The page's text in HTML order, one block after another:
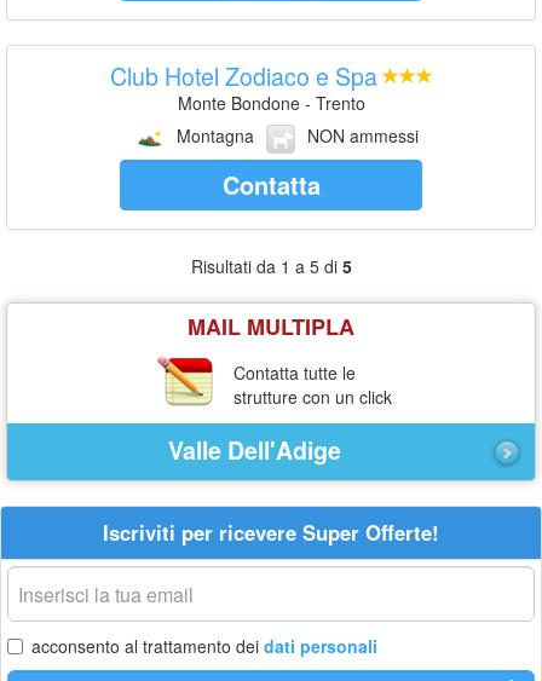
Club Hotel Zodiaco e Spa
Monte Bondone - Trento
Montagna
NON ammessi
Contatta
Risultati da 1 a 5 di 5
MAIL MULTIPLA
Contatta tutte le
strutture con un click
Valle Dell'Adige
Iscriviti per ricevere Super Offerte!
La
tua
email
acconsento al trattamento dei dati personali